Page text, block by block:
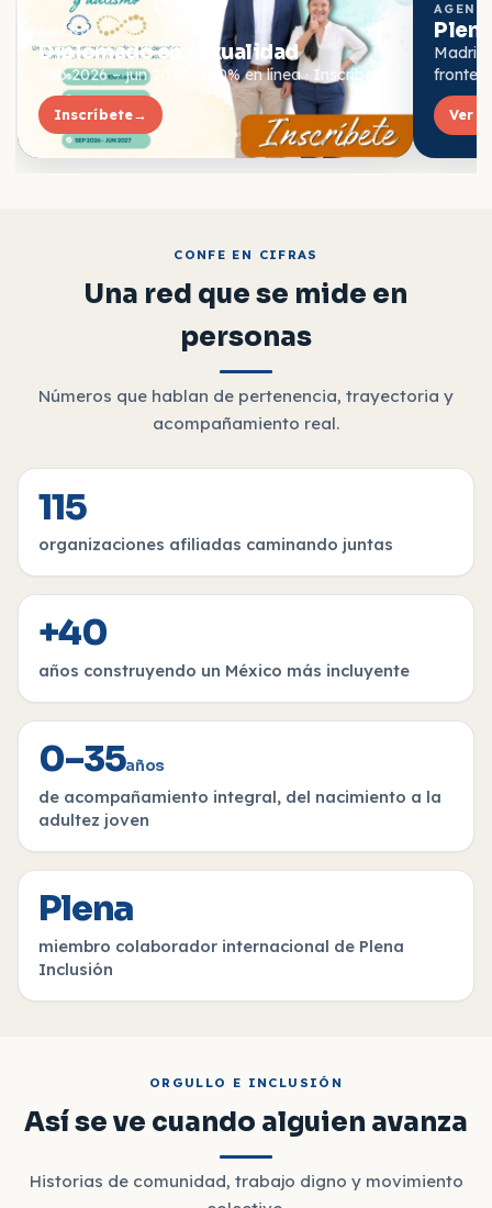
AGENDA
Diplomado en sexualidad
Sep 2026 – jun 2027 · 100% en línea · Inscríbete
Inscríbete→
Madrid
Ver
CONFE EN CIFRAS
Una red que se mide en
personas
Números que hablan de pertenencia, trayectoria y
acompañamiento real.
115
organizaciones afiliadas caminando juntas
+40
años construyendo un México más incluyente
0–35años
de acompañamiento integral, del nacimiento a la
adultez joven
Plena
miembro colaborador internacional de Plena
Inclusión
ORGULLO E INCLUSIÓN
Así se ve cuando alguien avanza
Historias de comunidad, trabajo digno y movimiento